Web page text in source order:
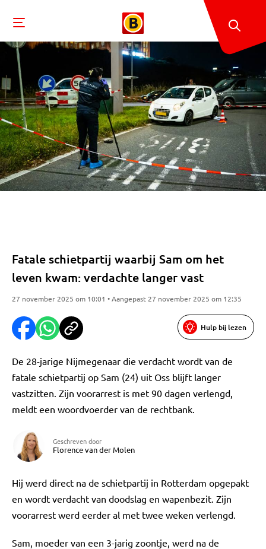
Fatale schietpartij waarbij Sam om het
leven kwam: verdachte langer vast
27 november 2025 om 10:01 • Aangepast 27 november 2025 om 12:35
Hulp bij lezen
De 28-jarige Nijmegenaar die verdacht wordt van de
fatale schietpartij op Sam (24) uit Oss blijft langer
vastzitten. Zijn voorarrest is met 90 dagen verlengd,
meldt een woordvoerder van de rechtbank.
Geschreven door
Florence van der Molen
Hij werd direct na de schietpartij in Rotterdam opgepakt
en wordt verdacht van doodslag en wapenbezit. Zijn
voorarrest werd eerder al met twee weken verlengd.
Sam, moeder van een 3-jarig zoontje, werd na de